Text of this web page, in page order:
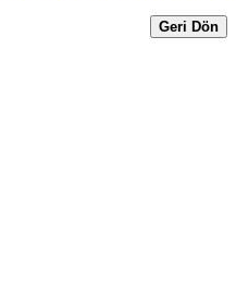
Geri Dön